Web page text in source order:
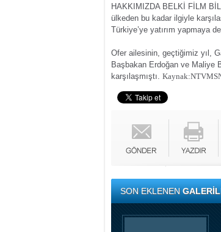
HAKKIMIZDA BELKİ FİLM
ülkeden bu kadar ilgiyle
Türkiye’ye yatırım yapmaya
Ofer ailesinin, geçtiğimiz yıl,
Başbakan Erdoğan ve Maliye
karşılaşmıştı.
SON EKLENEN